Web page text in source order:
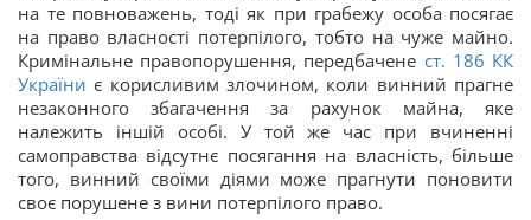
на те повноважень, тоді як при грабежу особа посягає
на право власності потерпілого, тобто на чуже майно.
Кримінальне правопорушення, передбачене ст. 186 КК
України є корисливим злочином, коли винний прагне
незаконного збагачення за рахунок майна, яке
належить іншій особі. У той же час при вчиненні
самоправства відсутнє посягання на власність, більше
того, винний своїми діями може прагнути поновити
своє порушене з вини потерпілого право.